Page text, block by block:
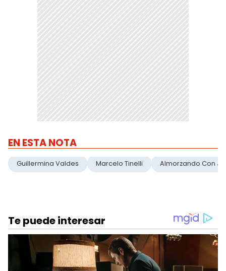
EN ESTA NOTA
Guillermina Valdes Marcelo Tinelli Almorzando Con